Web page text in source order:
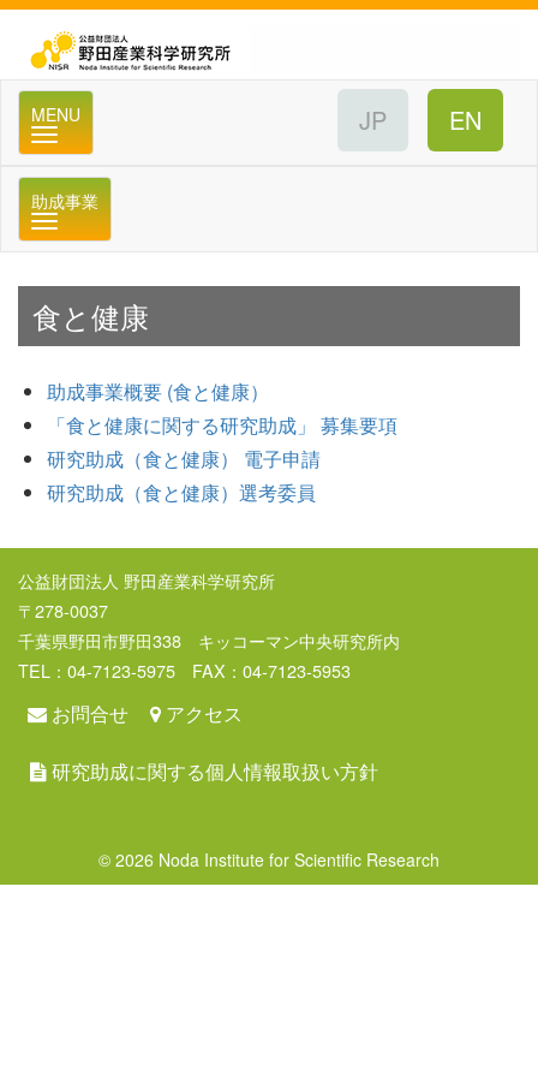
MENU
助成事業
メニュー
食と健康
助成事業概要 (食と健康）
「食と健康に関する研究助成」 募集要項
研究助成（食と健康） 電子申請
研究助成（食と健康）選考委員
公益財団法人 野田産業科学研究所
〒278-0037
千葉県野田市野田338 キッコーマン中央研究所内
TEL：04-7123-5975 FAX：04-7123-5953
お問合せ アクセス
研究助成に関する個人情報取扱い方針
© 2026 Noda Institute for Scientific Research